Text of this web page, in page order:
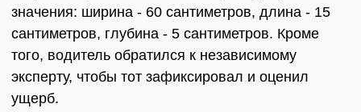
значения: ширина - 60 сантиметров, длина - 15
сантиметров, глубина - 5 сантиметров. Кроме
того, водитель обратился к независимому
эксперту, чтобы тот зафиксировал и оценил
ущерб.